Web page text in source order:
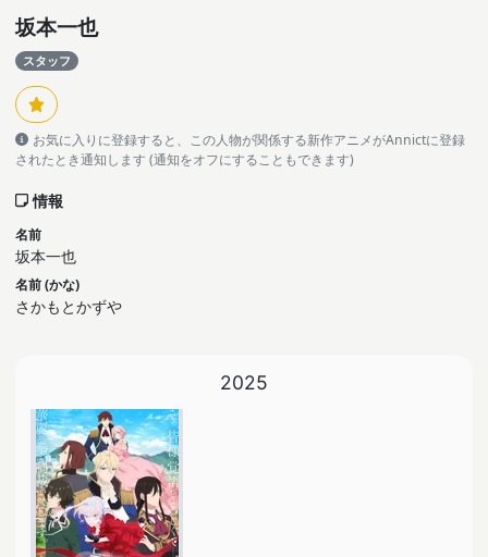
坂本一也
スタッフ
お気に入りに登録すると、この人物が関係する新作アニメがAnnictに登録
されたとき通知します (通知をオフにすることもできます)
情報
名前
坂本一也
名前 (かな)
さかもとかずや
2025